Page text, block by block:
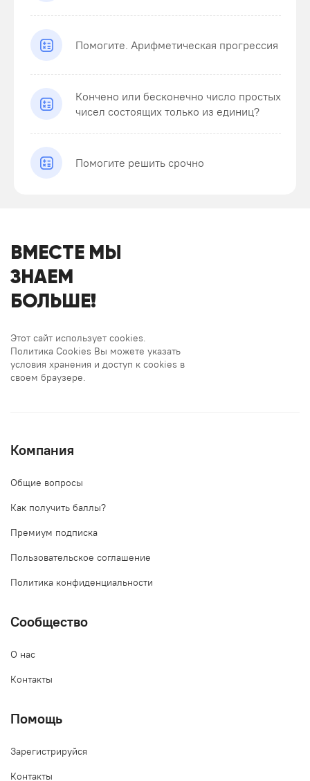
Помогите. Арифметическая прогрессия
Кончено или бесконечно число простых
чисел состоящих только из единиц?
Помогите решить срочно
ВМЕСТЕ МЫ
ЗНАЕМ
БОЛЬШЕ!
Этот сайт использует cookies.
Политика Cookies Вы можете указать
условия хранения и доступ к cookies в
своем браузере.
Компания
Общие вопросы
Как получить баллы?
Премиум подписка
Пользовательское соглашение
Политика конфиденциальности
Сообщество
О нас
Контакты
Помощь
Зарегистрируйся
Контакты